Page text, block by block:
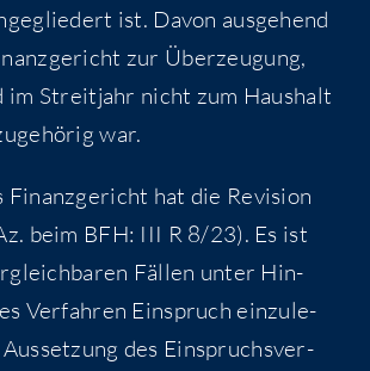
ist. Davon aus­ge­hend
zur Über­zeu­gung,
im Streit­jahr nicht zum Haus­halt
war.
Finanz­ge­richt hat die Revi­si­on
beim BFH: III R 8/23). Es ist
Fäl­len unter Hin­
Ver­fah­ren Ein­spruch ein­zu­le­
des Ein­spruchs­ver­